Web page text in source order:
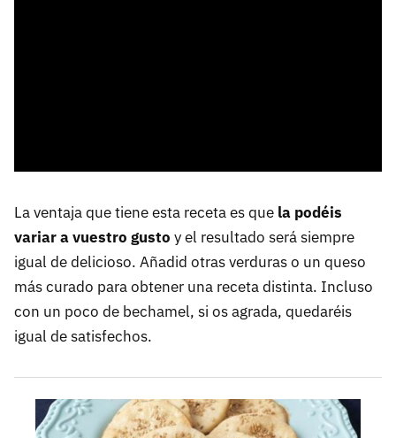
La ventaja que tiene esta receta es que la podéis
variar a vuestro gusto y el resultado será siempre
igual de delicioso. Añadid otras verduras o un queso
más curado para obtener una receta distinta. Incluso
con un poco de bechamel, si os agrada, quedaréis
igual de satisfechos.